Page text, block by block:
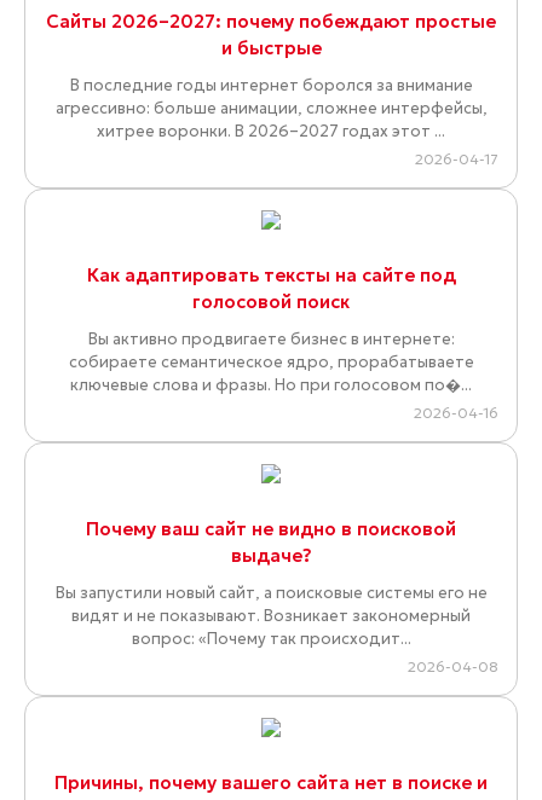
Сайты 2026–2027: почему побеждают простые
и быстрые
В последние годы интернет боролся за внимание
агрессивно: больше анимации, сложнее интерфейсы,
хитрее воронки. В 2026–2027 годах этот ...
2026-04-17
Как адаптировать тексты на сайте под
голосовой поиск
Вы активно продвигаете бизнес в интернете:
собираете семантическое ядро, прорабатываете
ключевые слова и фразы. Но при голосовом по�...
2026-04-16
Почему ваш сайт не видно в поисковой
выдаче?
Вы запустили новый сайт, а поисковые системы его не
видят и не показывают. Возникает закономерный
вопрос: «Почему так происходит...
2026-04-08
Причины, почему вашего сайта нет в поиске и